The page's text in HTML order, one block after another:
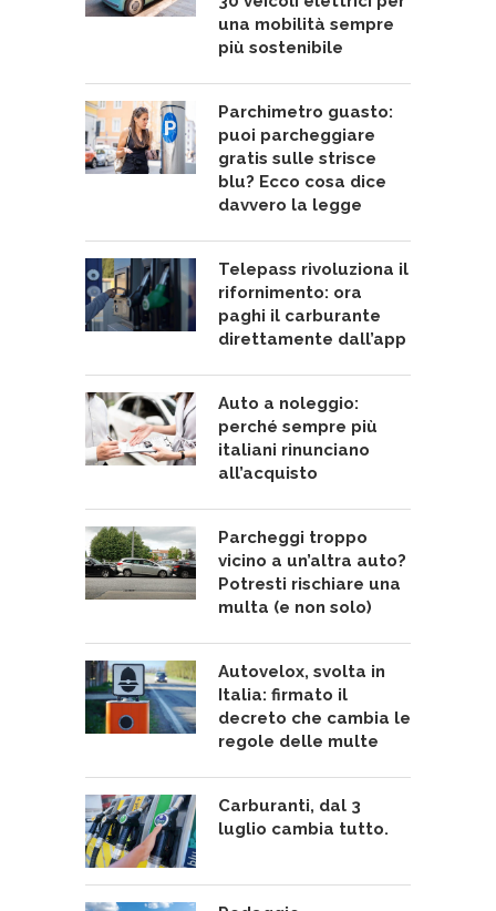
una mobilità sempre
più sostenibile
Parchimetro guasto:
puoi parcheggiare
gratis sulle strisce
blu? Ecco cosa dice
davvero la legge
Telepass rivoluziona il
rifornimento: ora
paghi il carburante
direttamente dall’app
Auto a noleggio:
perché sempre più
italiani rinunciano
all’acquisto
Parcheggi troppo
vicino a un’altra auto?
Potresti rischiare una
multa (e non solo)
Autovelox, svolta in
Italia: firmato il
decreto che cambia le
regole delle multe
Carburanti, dal 3
luglio cambia tutto.